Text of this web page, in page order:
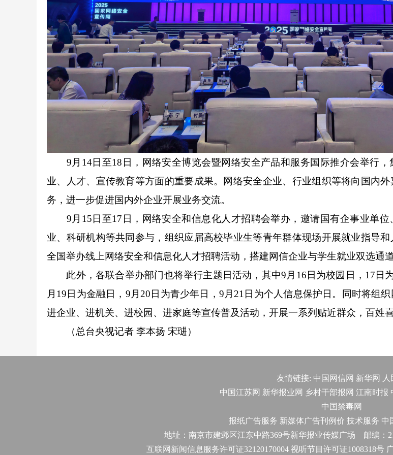
9月14日至18日，网络安全博览会暨网络安全产品和服务国际推介会举行，
业、人才、宣传教育等方面的重要成果。网络安全企业、行业组织等将向国内
务，进一步促进国内外企业开展业务交流。
9月15日至17日，网络安全和信息化人才招聘会举办，邀请国有企事业单位
业、科研机构等共同参与，组织应届高校毕业生等青年群体现场开展就业指导
全国举办线上网络安全和信息化人才招聘活动，搭建网信企业与学生就业双选通道
此外，各联合举办部门也将举行主题日活动，其中9月16日为校园日，17日
月19日为金融日，9月20日为青少年日，9月21日为个人信息保护日。同时将组织
进企业、进机关、进校园、进家庭等宣传普及活动，开展一系列贴近群众，百姓
（总台央视记者 李本扬 宋琎）
友情链接: 中国网信网 新华网
人
中国江苏网 新华报业网 乡村干部报网 江南时报
中国禁毒网
报纸广告服务 新媒体广告刊例价 技术服务 中
地址：南京市建邺区江东中路369号新华报业传媒广场 邮编：
互联网新闻信息服务许可证32120170004 视听节目许可证1008318号